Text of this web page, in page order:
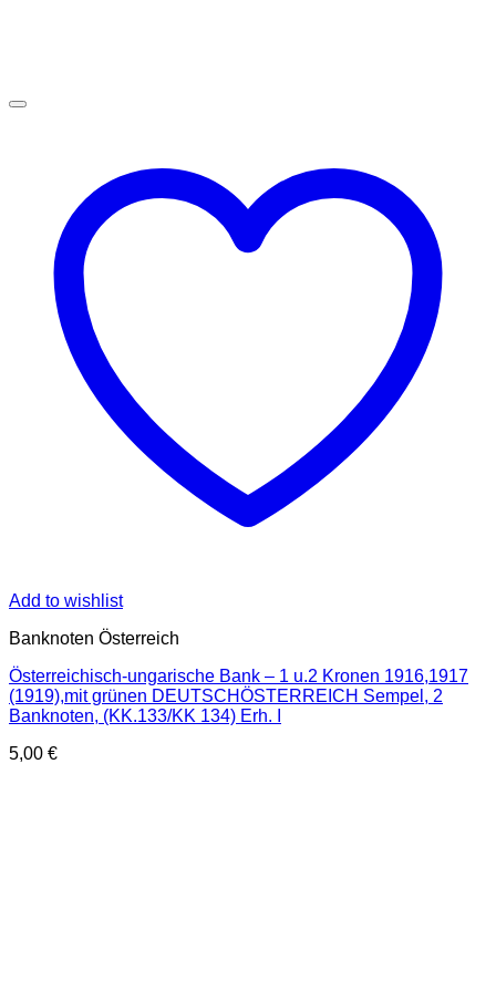
Add to wishlist
Banknoten Österreich
Österreichisch-ungarische Bank – 1 u.2 Kronen 1916,1917
(1919),mit grünen DEUTSCHÖSTERREICH Sempel, 2
Banknoten, (KK.133/KK 134) Erh. I
5,00 €